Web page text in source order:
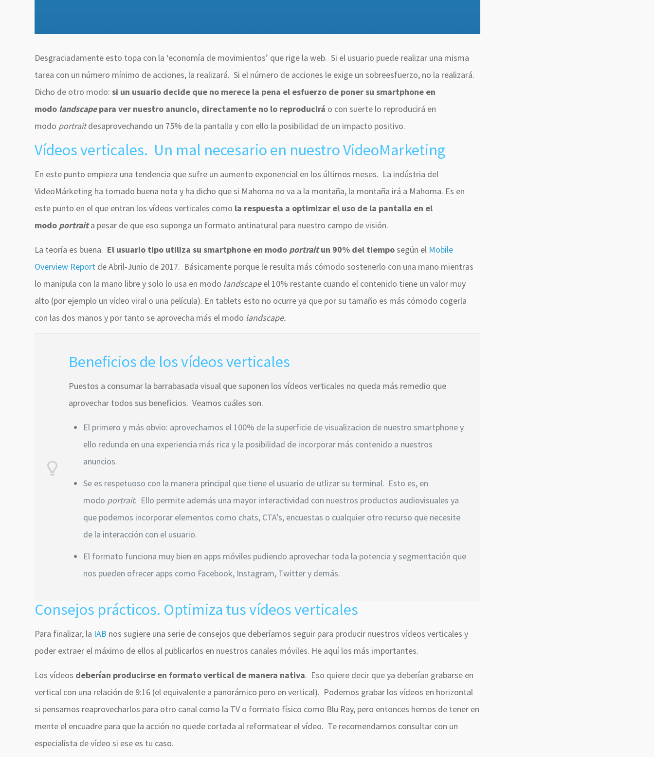
Desgraciadamente esto topa con la ‘economía de movimientos’ que rige la web. Si el usuario puede realizar una misma
tarea con un número mínimo de acciones, la realizará. Si el número de acciones le exige un sobreesfuerzo, no la realizará.
Dicho de otro modo:si un usuario decide que no merece la pena el esfuerzo de poner su smartphone en
modo landscapepara ver nuestro anuncio, directamente no lo reproducirá o con suerte lo reproducirá en
modo portraitdesaprovechando un 75% de la pantalla y con ello la posibilidad de un impacto positivo.
Vídeos verticales. Un mal necesario en nuestro VideoMarketing
En este punto empieza una tendencia que sufre un aumento exponencial en los últimos meses. La indústria del
VideoMárketing ha tomado buena nota y ha dicho que si Mahoma no va a la montaña, la montaña irá a Mahoma. Es en
este punto en el que entran los vídeos verticales como la respuesta a optimizar el uso de la pantalla en el
modo portraita pesar de que eso suponga un formato antinatural para nuestro campo de visión.
La teoría es buena. El usuario tipo utiliza su smartphone en modo portraitun 90% del tiemposegún el Mobile
Overview Report de Abril-Junio de 2017. Básicamente porque le resulta más cómodo sostenerlo con una mano mientras
lo manipula con la mano libre y solo lo usa en modo landscapeel 10% restante cuando el contenido tiene un valor muy
alto (por ejemplo un vídeo viral o una película). En tablets esto no ocurre ya que por su tamaño es más cómodo cogerla
con las dos manos y por tanto se aprovecha más el modo landscape.
Beneficios de los vídeos verticales
Puestos a consumar la barrabasada visual que suponen los vídeos verticales no queda más remedio que
aprovechar todos sus beneficios. Veamos cuáles son.
El primero y más obvio: aprovechamos el 100% de la superficie de visualizacion de nuestro smartphone y
ello redunda en una experiencia más rica y la posibilidad de incorporar más contenido a nuestros
anuncios.
Se es respetuoso con la manera principal que tiene el usuario de utlizar su terminal. Esto es, en
modo portrait. Ello permite además una mayor interactividad con nuestros productos audiovisuales ya
que podemos incorporar elementos como chats, CTA’s, encuestas o cualquier otro recurso que necesite
de la interacción con el usuario.
El formato funciona muy bien en apps móviles pudiendo aprovechar toda la potencia y segmentación que
nos pueden ofrecer apps como Facebook, Instagram, Twitter y demás.
Consejos prácticos. Optimiza tus vídeos verticales
Para finalizar, la IAB nos sugiere una serie de consejos que deberíamos seguir para producir nuestros vídeos verticales y
poder extraer el máximo de ellos al publicarlos en nuestros canales móviles. He aquí los más importantes.
Los vídeos deberían producirse en formato vertical de manera nativa. Eso quiere decir que ya deberían grabarse en
vertical con una relación de 9:16 (el equivalente a panorámico pero en vertical). Podemos grabar los vídeos en horizontal
si pensamos reaprovecharlos para otro canal como la TV o formato físico como Blu Ray, pero entonces hemos de tener en
mente el encuadre para que la acción no quede cortada al reformatear el vídeo. Te recomendamos consultar con un
especialista de vídeo si ese es tu caso.